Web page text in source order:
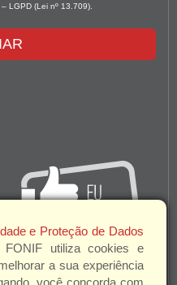
LGPD (Lei nº 13.709).
e Proteção de Dados
FONIF utiliza cookies e
a sua experiência
você concorda com